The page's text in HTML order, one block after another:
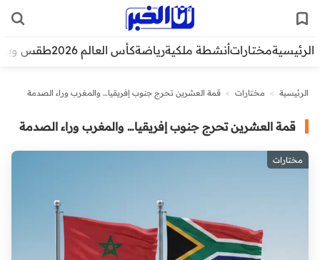
الرئيسيةمختاراتأنشطة ملكيةرياضةكأس العالم 2026 طقس
الرئيسية > مختارات > قمة العشرين تحرج جنوب إفريقيا… والمغرب وراء الصدمة
قمة العشرين تحرج جنوب إفريقيا… والمغرب وراء الصدمة
مختارات